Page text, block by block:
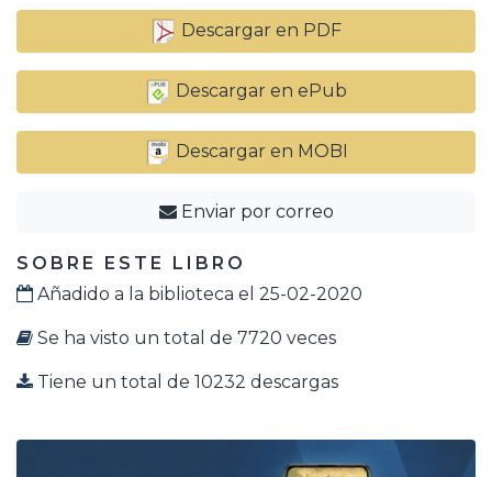
Descargar en PDF
Descargar en ePub
Descargar en MOBI
Enviar por correo
SOBRE ESTE LIBRO
Añadido a la biblioteca el 25-02-2020
Se ha visto un total de 7720 veces
Tiene un total de 10232 descargas